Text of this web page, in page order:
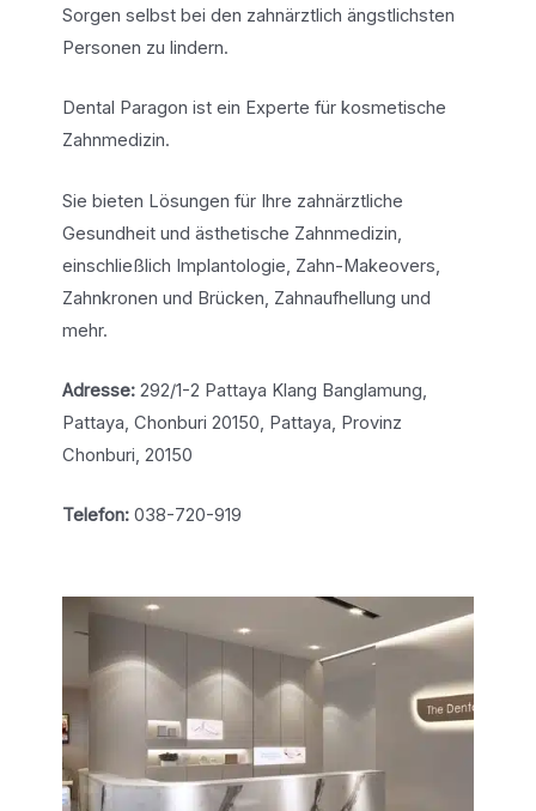
Sorgen selbst bei den zahnärztlich ängstlichsten
Personen zu lindern.
Dental Paragon ist ein Experte für kosmetische
Zahnmedizin.
Sie bieten Lösungen für Ihre zahnärztliche
Gesundheit und ästhetische Zahnmedizin,
einschließlich Implantologie, Zahn-Makeovers,
Zahnkronen und Brücken, Zahnaufhellung und
mehr.
Adresse:292/1-2 Pattaya Klang Banglamung,
Pattaya, Chonburi 20150, Pattaya, Provinz
Chonburi, 20150
Telefon:038-720-919